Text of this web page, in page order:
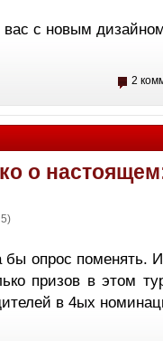
вас с новым
2
о
бы опрос поменять.
призов в этом
в 4ых